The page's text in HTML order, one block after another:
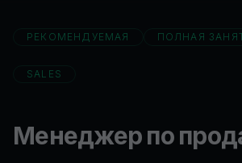
РЕКОМЕНДУЕМАЯ ПОЛНАЯ
SALES
Менеджер по